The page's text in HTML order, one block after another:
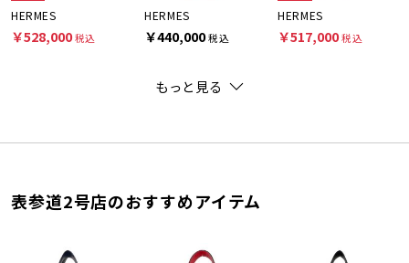
HERMES
￥528,000税込
HERMES
￥440,000税込
HERMES
￥517,000税込
もっと見る
表参道2号店のおすすめアイテム